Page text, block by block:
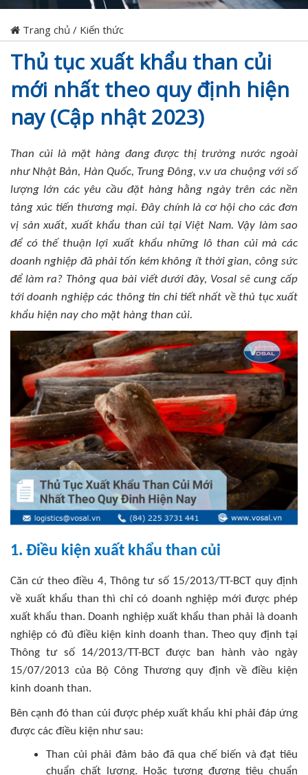
Trang chủ / Kiến thức
Thủ tục xuất khẩu than củi
mới nhất theo quy định hiện
nay (Cập nhật 2023)
Than củi là mặt hàng đang được thị trường nước ngoài
như Nhật Bản, Hàn Quốc, Trung Đông, v.v ưa chuộng với số
lượng lớn các yêu cầu đặt hàng hằng ngày trên các nền
tảng xúc tiến thương mại. Đây chính là cơ hội cho các đơn
vị sản xuất, xuất khẩu than củi tại Việt Nam. Vậy làm sao
để có thế thuận lợi xuất khẩu những lô than củi mà các
doanh nghiệp đã phải tốn kém không ít thời gian, công sức
để làm ra? Thông qua bài viết dưới đây, Vosal sẽ cung cấp
tới doanh nghiệp các thông tin chi tiết nhất về thủ tục xuất
khẩu hiện nay cho mặt hàng than củi.
1. Điều kiện xuất khẩu than củi
Căn cứ theo điều 4, Thông tư số 15/2013/TT-BCT quy định
về xuất khẩu than thì chỉ có doanh nghiệp mới được phép
xuất khẩu than. Doanh nghiệp xuất khẩu than phải là doanh
nghiệp có đủ điều kiện kinh doanh than. Theo quy định tại
Thông tư số 14/2013/TT-BCT được ban hành vào ngày
15/07/2013 của Bộ Công Thương quy định về điều kiện
kinh doanh than.
Bên cạnh đó than củi được phép xuất khẩu khi phải đáp ứng
được các điều kiện như sau:
Than củi phải đảm bảo đã qua chế biến và đạt tiêu
chuẩn chất lượng. Hoặc tương đương tiêu chuẩn